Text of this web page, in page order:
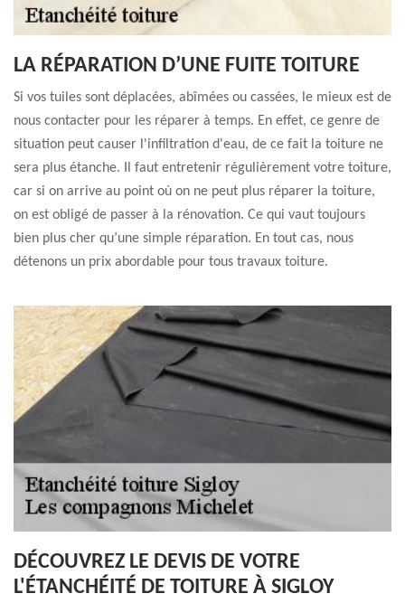
LA RÉPARATION D’UNE FUITE TOITURE
Si vos tuiles sont déplacées, abîmées ou cassées, le mieux est de
nous contacter pour les réparer à temps. En effet, ce genre de
situation peut causer l'infiltration d'eau, de ce fait la toiture ne
sera plus étanche. Il faut entretenir régulièrement votre toiture,
car si on arrive au point où on ne peut plus réparer la toiture,
on est obligé de passer à la rénovation. Ce qui vaut toujours
bien plus cher qu’une simple réparation. En tout cas, nous
détenons un prix abordable pour tous travaux toiture.
DÉCOUVREZ LE DEVIS DE VOTRE
L'ÉTANCHÉITÉ DE TOITURE À SIGLOY